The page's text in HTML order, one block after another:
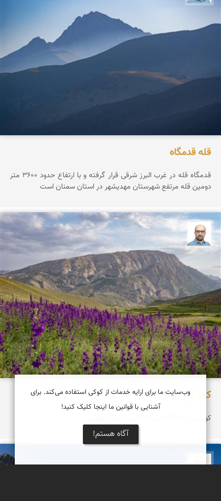
قله قدمگاه
قدمگاه قله در غرب البرز شرقی قرار گرفته و با ارتفاع حدود ۳۶0۰ متر
دومین قله مرتفع شهرستان مهدیشهر در استان سمنان است
کوه اُرِم - قله ارم
کوه ارم با ۳۳۲۵ متر ارتفاع در جنوب چاشم
بابک ارجمندی
وب‌سایت ما برای ارایه خدمات از کوکی استفاده می‌کند. برای
آشنایی با قوانین ما اینجا کلیک کنید!
آگاه هستم!